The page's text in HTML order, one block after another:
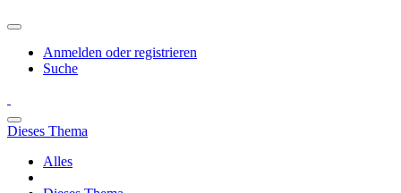
Anmelden oder registrieren
Suche
Dieses Thema
Alles